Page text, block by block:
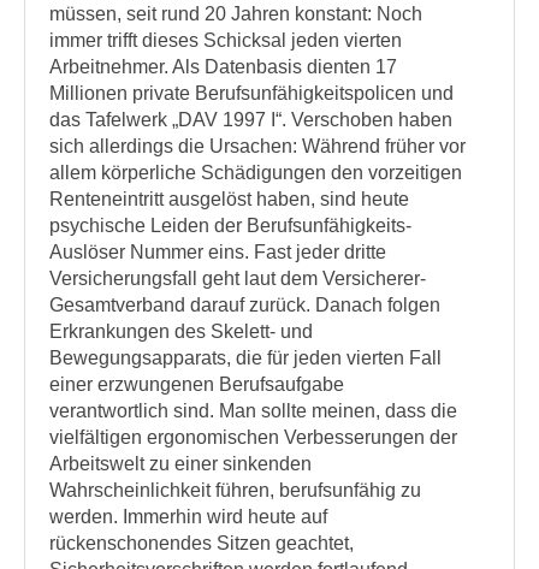
müssen, seit rund 20 Jahren konstant: Noch
immer trifft dieses Schicksal jeden vierten
Arbeitnehmer. Als Datenbasis dienten 17
Millionen private Berufsunfähigkeitspolicen und
das Tafelwerk „DAV 1997 I“. Verschoben haben
sich allerdings die Ursachen: Während früher vor
allem körperliche Schädigungen den vorzeitigen
Renteneintritt ausgelöst haben, sind heute
psychische Leiden der Berufsunfähigkeits-
Auslöser Nummer eins. Fast jeder dritte
Versicherungsfall geht laut dem Versicherer-
Gesamtverband darauf zurück. Danach folgen
Erkrankungen des Skelett- und
Bewegungsapparats, die für jeden vierten Fall
einer erzwungenen Berufsaufgabe
verantwortlich sind. Man sollte meinen, dass die
vielfältigen ergonomischen Verbesserungen der
Arbeitswelt zu einer sinkenden
Wahrscheinlichkeit führen, berufsunfähig zu
werden. Immerhin wird heute auf
rückenschonendes Sitzen geachtet,